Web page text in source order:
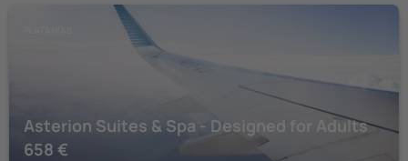
Asterion Suites & Spa - Designed for Adults
658 €